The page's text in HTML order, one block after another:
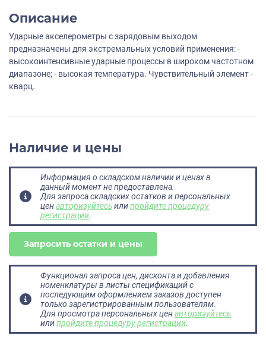
Описание
Ударные акселерометры с зарядовым выходом
предназначены для экстремальных условий применения: -
высокоинтенсивные ударные процессы в широком частотном
диапазоне; - высокая температура. Чувствительный элемент -
кварц.
Наличие и цены
Информация о складском наличии и ценах в
данный момент не предоставлена.
Для запроса складских остатков и персональных
ценавторизуйтесьилипройдите процедуру
регистрации.
Запросить остатки и цены
Функционал запроса цен, дисконта и добавления
номенклатуры в листы спецификаций с
последующим оформлением заказов доступен
только зарегистрированным пользователям.
Для просмотра персональных ценавторизуйтесь
илипройдите процедуру регистрации.